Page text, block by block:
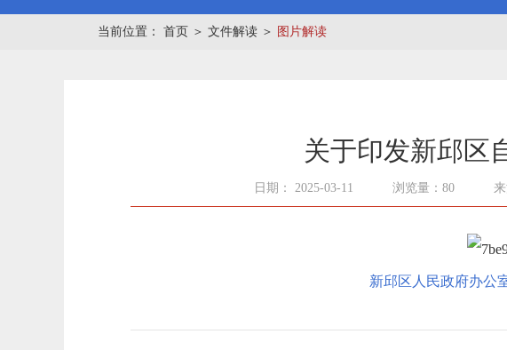
当前位置： 首页 ＞ 文件解读 ＞ 图片解读
关于印发新邱区
日期： 2025-03-11 浏览量：80
新邱区人民政府办公